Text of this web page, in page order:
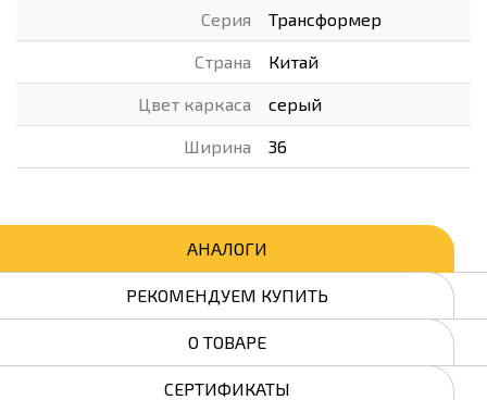
Серия Трансформер
Страна Китай
Цвет каркаса серый
Ширина 36
АНАЛОГИ
РЕКОМЕНДУЕМ КУПИТЬ
О ТОВАРЕ
СЕРТИФИКАТЫ